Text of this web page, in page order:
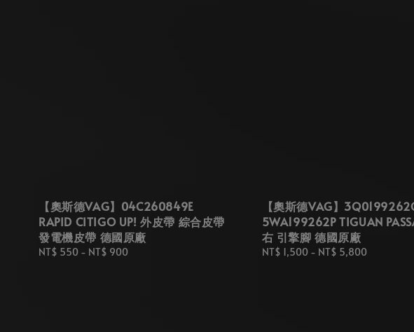
【奧斯德VAG】04C260849E
RAPID CITIGO UP! 外皮帶 綜合皮帶
發電機皮帶 德國原廠
Regular
NT$ 550 - NT$ 900
【奧斯德VAG】
5WA199262P TIGUAN
右 引擎腳 德國原廠
Regular
NT$ 1,500- NT$ 5,800